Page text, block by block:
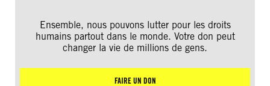
Ensemble, nous pouvons lutter pour les droits
humains partout dans le monde. Votre don peut
changer la vie de millions de gens.
FAIRE UN DON